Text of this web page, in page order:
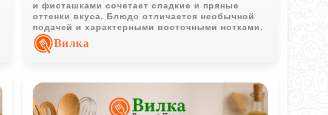
и фисташками сочетает сладкие и пряные
оттенки вкуса. Блюдо отличается необычной
подачей и характерными восточными нотками.
Вилка